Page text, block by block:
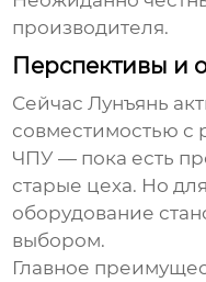
производителя.
Перспективы и
Сейчас Лунъянь
совместимостью с
ЧПУ — пока есть
старые цеха. Но
оборудование
выбором.
Главное